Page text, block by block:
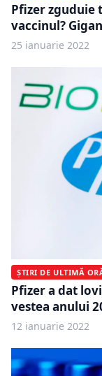
Pfizer zguduie
vaccinul?
25 ianuarie 2022
ȘTIRI DE ULTIMĂ
Pfizer a dat
vestea anului
12 ianuarie 2022